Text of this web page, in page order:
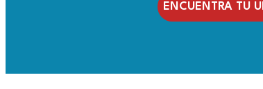
ENCUENTRA TU